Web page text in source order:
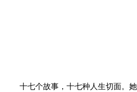
十七个故事，十七种人生切面。她